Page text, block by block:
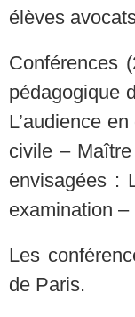
élèves
Conférences
pédagogique
L’audience
civile –
envisagées :
examination
Les
de Paris.